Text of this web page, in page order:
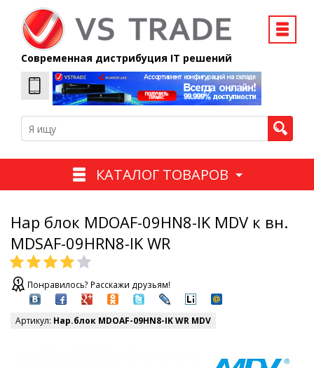
Современная дистрибуция IT решений
КАТАЛОГ ТОВАРОВ
Нар блок MDOAF-09HN8-IK MDV к вн.
MDSAF-09HRN8-IK WR
Понравилось? Расскажи друзьям!
Артикул: Нар.блок MDOAF-09HN8-IK WR MDV